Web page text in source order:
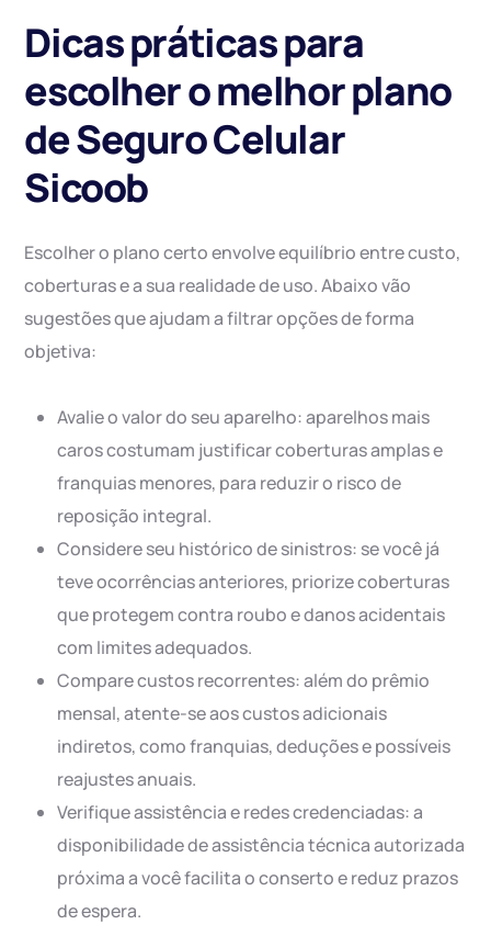
Dicas práticas para
escolher o melhor plano
de Seguro Celular
Sicoob
Escolher o plano certo envolve equilíbrio entre custo,
coberturas e a sua realidade de uso. Abaixo vão
sugestões que ajudam a filtrar opções de forma
objetiva:
Avalie o valor do seu aparelho: aparelhos mais
caros costumam justificar coberturas amplas e
franquias menores, para reduzir o risco de
reposição integral.
Considere seu histórico de sinistros: se você já
teve ocorrências anteriores, priorize coberturas
que protegem contra roubo e danos acidentais
com limites adequados.
Compare custos recorrentes: além do prêmio
mensal, atente-se aos custos adicionais
indiretos, como franquias, deduções e possíveis
reajustes anuais.
Verifique assistência e redes credenciadas: a
disponibilidade de assistência técnica autorizada
próxima a você facilita o conserto e reduz prazos
de espera.